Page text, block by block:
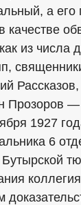
а
качестве
из числа
Прозоров
1927
6